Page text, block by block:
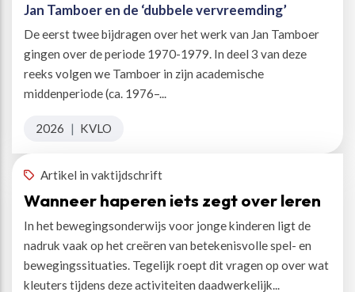
Jan Tamboer en de ‘dubbele vervreemding’
De eerst twee bijdragen over het werk van Jan Tamboer
gingen over de periode 1970-1979. In deel 3 van deze
reeks volgen we Tamboer in zijn academische
middenperiode (ca. 1976–...
2026 | KVLO
Artikel in vaktijdschrift
Wanneer haperen iets zegt over leren
In het bewegingsonderwijs voor jonge kinderen ligt de
nadruk vaak op het creëren van betekenisvolle spel- en
bewegingssituaties. Tegelijk roept dit vragen op over wat
kleuters tijdens deze activiteiten daadwerkelijk...